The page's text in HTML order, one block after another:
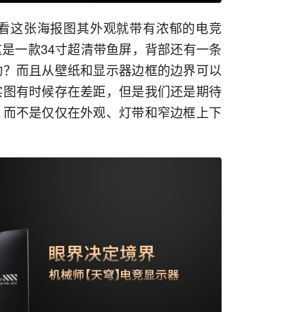
这张海报图其外观就带有浓郁的电竞
一款34寸超清带鱼屏，背部还有一条
而且从壁纸和显示器边框的边界可以
有时候存在差距，但是我们还是期待
不是仅仅在外观、灯带和窄边框上下